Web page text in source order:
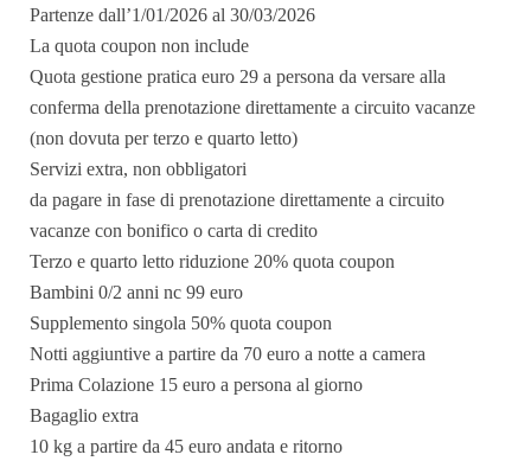
Partenze dall’1/01/2026 al 30/03/2026
La quota coupon non include
Quota gestione pratica euro 29 a persona da versare alla
conferma della prenotazione direttamente a circuito vacanze
(non dovuta per terzo e quarto letto)
Servizi extra, non obbligatori
da pagare in fase di prenotazione direttamente a circuito
vacanze con bonifico o carta di credito
Terzo e quarto letto riduzione 20% quota coupon
Bambini 0/2 anni nc 99 euro
Supplemento singola 50% quota coupon
Notti aggiuntive a partire da 70 euro a notte a camera
Prima Colazione 15 euro a persona al giorno
Bagaglio extra
10 kg a partire da 45 euro andata e ritorno